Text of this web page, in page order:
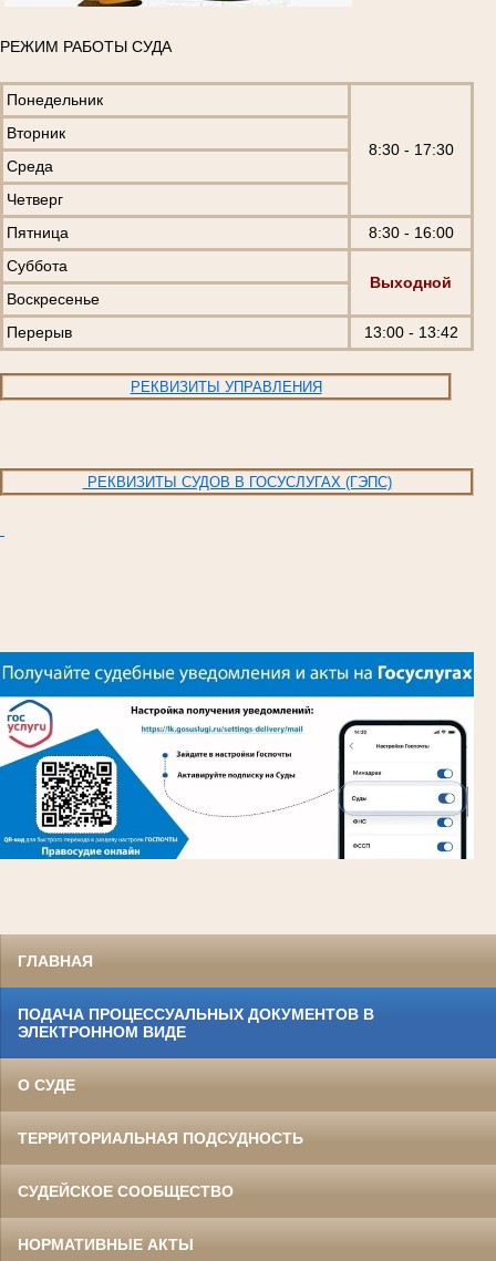
РЕЖИМ РАБОТЫ СУДА
Понедельник
8:30 - 17:30
Вторник
Среда
Четверг
Пятница
8:30 - 16:00
Суббота
Выходной
Воскресенье
Перерыв
13:00 - 13:42
РЕКВИЗИТЫ УПРАВЛЕНИЯ
РЕКВИЗИТЫ СУДОВ В ГОСУСЛУГАХ (ГЭПС)
ГЛАВНАЯ
ПОДАЧА ПРОЦЕССУАЛЬНЫХ ДОКУМЕНТОВ В
ЭЛЕКТРОННОМ ВИДЕ
О СУДЕ
ТЕРРИТОРИАЛЬНАЯ ПОДСУДНОСТЬ
СУДЕЙСКОЕ СООБЩЕСТВО
НОРМАТИВНЫЕ АКТЫ